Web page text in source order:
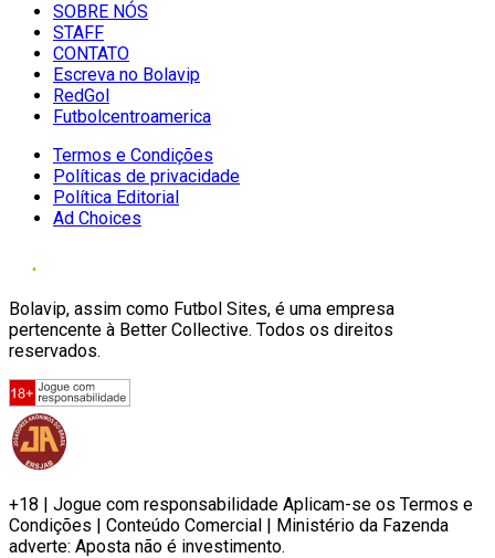
SOBRE NÓS
STAFF
CONTATO
Escreva no Bolavip
RedGol
Futbolcentroamerica
Termos e Condições
Políticas de privacidade
Política Editorial
Ad Choices
Bolavip, assim como Futbol Sites, é uma empresa
pertencente à Better Collective. Todos os direitos
reservados.
+18 | Jogue com responsabilidade Aplicam-se os Termos e
Condições | Conteúdo Comercial | Ministério da Fazenda
adverte: Aposta não é investimento.